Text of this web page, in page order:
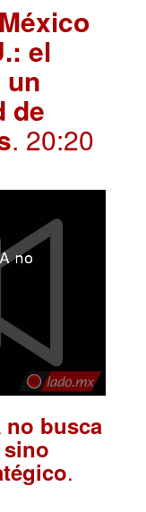
el
un
de
. 20:20
no busca
.